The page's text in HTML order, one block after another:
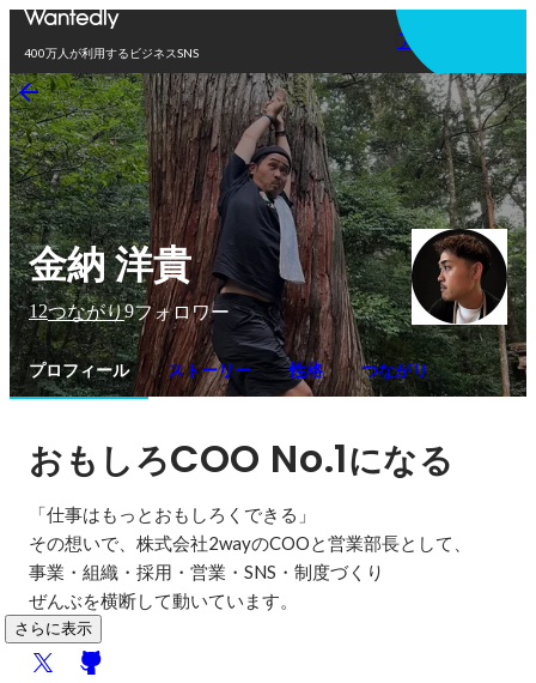
400万人が利用するビジネスSNS
アプリを使う
金納 洋貴
12つながり9フォロワー
プロフィール ストーリー 性格 つながり
おもしろCOO No.1になる
「仕事はもっとおもしろくできる」
その想いで、株式会社2wayのCOOと営業部長として、
事業・組織・採用・営業・SNS・制度づくり
ぜんぶを横断して動いています。
さらに表示